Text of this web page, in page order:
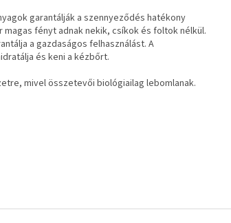
garantálják a szennyeződés hatékony
fényt adnak nekik, csíkok és foltok nélkül.
a gazdaságos felhasználást. A
és keni a kézbőrt.
mivel összetevői biológiailag lebomlanak.